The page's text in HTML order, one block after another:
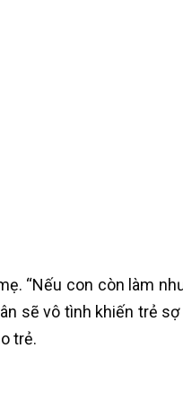
“Nếu con còn làm
sẽ vô tình khiến trẻ
trẻ.